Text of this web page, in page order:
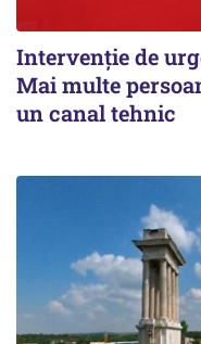
Intervenție de
Mai multe
un canal tehnic